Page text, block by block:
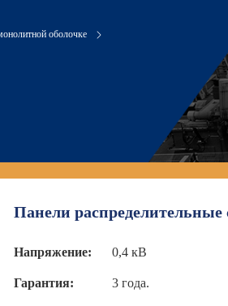
оболочке
Панели
Напряжение: 0,4 кВ
Гарантия: 3 года.